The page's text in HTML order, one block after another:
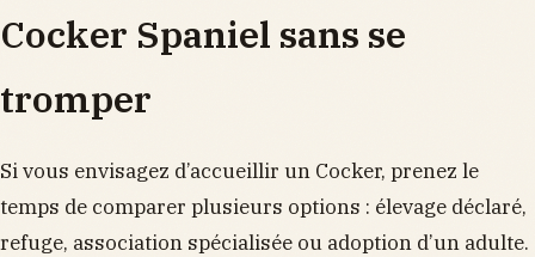
Cocker Spaniel sans se
tromper
Si vous envisagez d’accueillir un Cocker, prenez le
temps de comparer plusieurs options : élevage déclaré,
refuge, association spécialisée ou adoption d’un adulte.